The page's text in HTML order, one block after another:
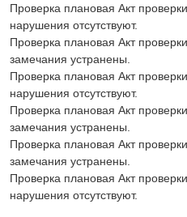
Проверка плановая Акт
нарушения отсутствуют.
Проверка плановая Акт
замечания устранены.
Проверка плановая Акт
нарушения отсутствуют.
Проверка плановая Акт
замечания устранены.
Проверка плановая Акт
замечания устранены.
Проверка плановая Акт
нарушения отсутствуют.